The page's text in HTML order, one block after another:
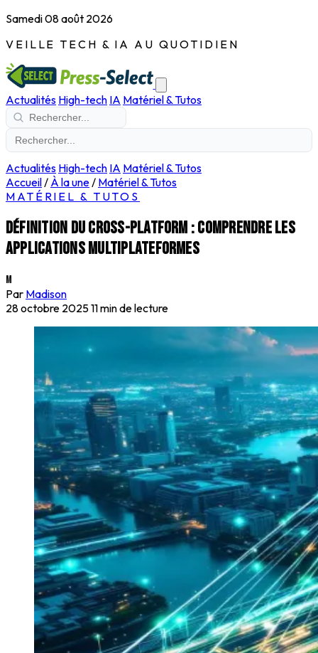
Samedi 08 août 2026
VEILLE TECH & IA AU QUOTIDIEN
Actualités High-tech IA Matériel & Tutos
Actualités High-tech IA Matériel & Tutos
Accueil/ À la une/ Matériel & Tutos
MATÉRIEL & TUTOS
Définition du cross-platform : comprendre les
applications multiplateformes
M
Par Madison
28 octobre 202511 min de lecture